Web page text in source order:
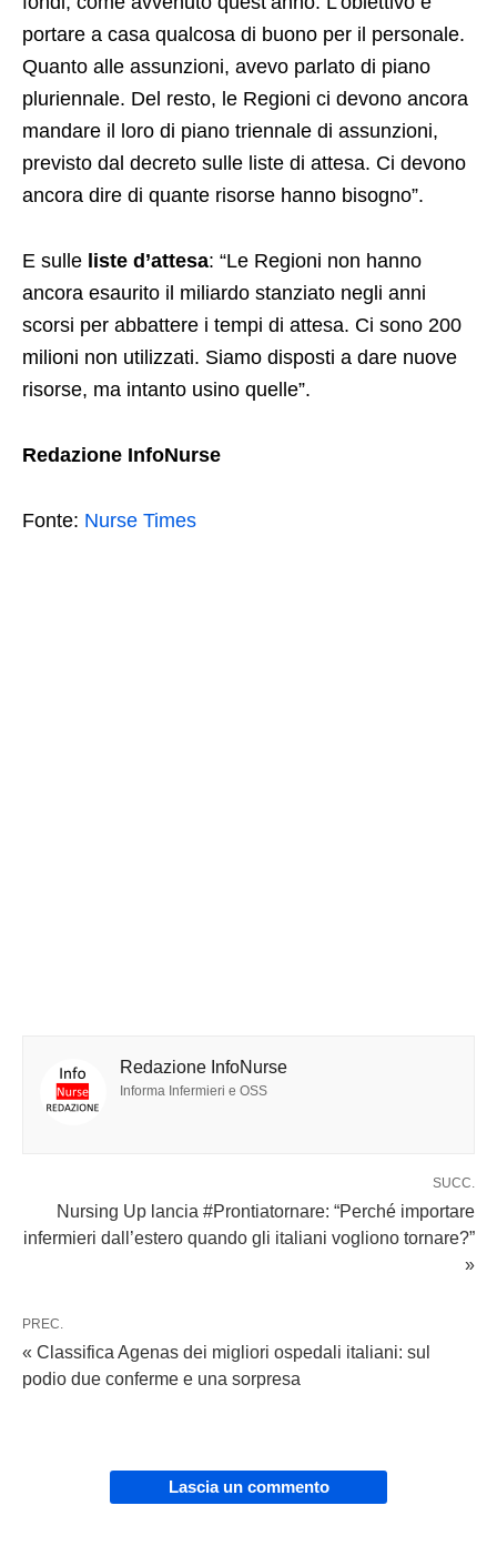
portare a casa qualcosa di buono per il personale.
Quanto alle assunzioni, avevo parlato di piano
pluriennale. Del resto, le Regioni ci devono ancora
mandare il loro di piano triennale di assunzioni,
previsto dal decreto sulle liste di attesa. Ci devono
ancora dire di quante risorse hanno bisogno”.
E sulle liste d’attesa: “Le Regioni non hanno
ancora esaurito il miliardo stanziato negli anni
scorsi per abbattere i tempi di attesa. Ci sono 200
milioni non utilizzati. Siamo disposti a dare nuove
risorse, ma intanto usino quelle”.
Redazione InfoNurse
Fonte: Nurse Times
Redazione InfoNurse
Informa Infermieri e OSS
SUCC.
Nursing Up lancia #Prontiatornare: “Perché importare
infermieri dall’estero quando gli italiani vogliono tornare?”
»
PREC.
« Classifica Agenas dei migliori ospedali italiani: sul
podio due conferme e una sorpresa
Lascia un commento